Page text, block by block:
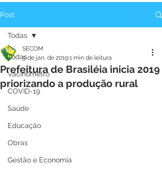
Post
Todas
Vacinômetro
COVID-19
Saúde
Educação
Obras
Gestão e Economia
Todas
Prefeitura de Brasiléia inicia 2019
priorizando a produção rural
SECOM
5 de jan. de 20191 min de leitura